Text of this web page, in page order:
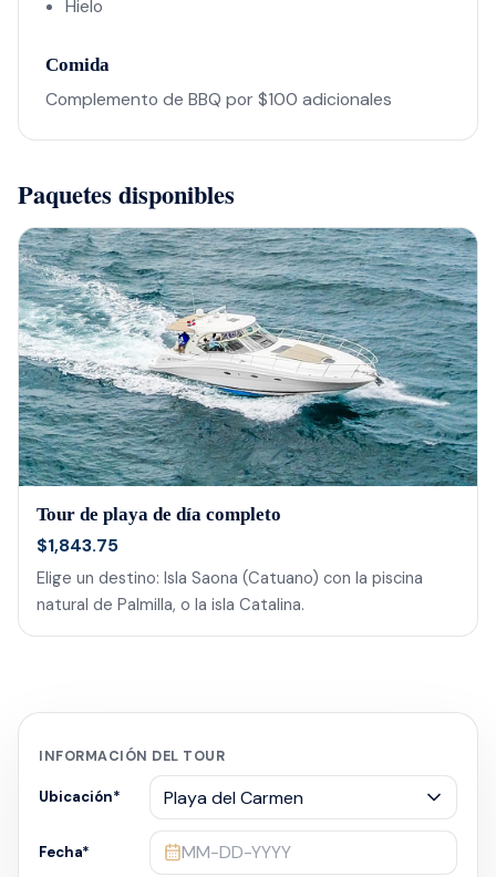
Hielo
Comida
Complemento de BBQ por $100 adicionales
Paquetes disponibles
Tour de playa de día completo
$1,843.75
Elige un destino: Isla Saona (Catuano) con la piscina
natural de Palmilla, o la isla Catalina.
INFORMACIÓN DEL TOUR
Ubicación*
Fecha* MM-DD-YYYY